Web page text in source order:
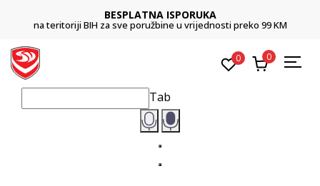
BESPLATNA ISPORUKA
na teritoriji BIH za sve poružbine u vrijednosti preko 99 KM
0 0
Tab